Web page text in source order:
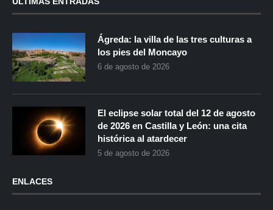
Ágreda: la villa de las tres culturas a
los pies del Moncayo
6 de agosto de 2026
El eclipse solar total del 12 de agosto
de 2026 en Castilla y León: una cita
histórica al atardecer
5 de agosto de 2026
ENLACES